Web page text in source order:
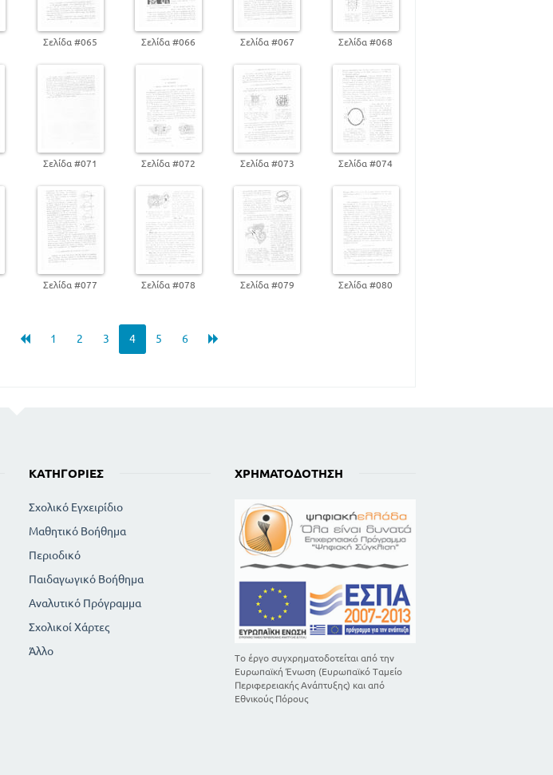
Σελίδα #065 Σελίδα #066 Σελίδα #067 Σελίδα #068
Σελίδα #071 Σελίδα #072 Σελίδα #073 Σελίδα #074
Σελίδα #077 Σελίδα #078 Σελίδα #079 Σελίδα #080
1 2 3 4 5 6
ΚΑΤΗΓΟΡΊΕΣ
Σχολικό Εγχειρίδιο
Μαθητικό Βοήθημα
Περιοδικό
Παιδαγωγικό Βοήθημα
Αναλυτικό Πρόγραμμα
Σχολικοί Χάρτες
Άλλο
ΧΡΗΜΑΤΟΔΌΤΗΣΗ
Το έργο συγχρηματοδοτείται από την
Ευρωπαϊκή Ένωση (Ευρωπαϊκό Ταμείο
Περιφερειακής Ανάπτυξης) και από
Εθνικούς Πόρους